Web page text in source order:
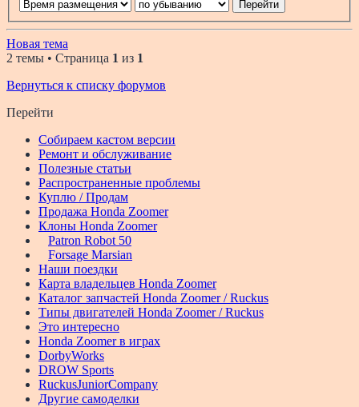
Новая тема
2 темы • Страница 1 из 1
Вернуться к списку форумов
Перейти
Собираем кастом версии
Ремонт и обслуживание
Полезные статьи
Распространенные проблемы
Куплю / Продам
Продажа Honda Zoomer
Клоны Honda Zoomer
Patron Robot 50
Forsage Marsian
Наши поездки
Карта владельцев Honda Zoomer
Каталог запчастей Honda Zoomer / Ruckus
Типы двигателей Honda Zoomer / Ruckus
Это интересно
Honda Zoomer в играх
DorbyWorks
DROW Sports
RuckusJuniorCompany
Другие самоделки